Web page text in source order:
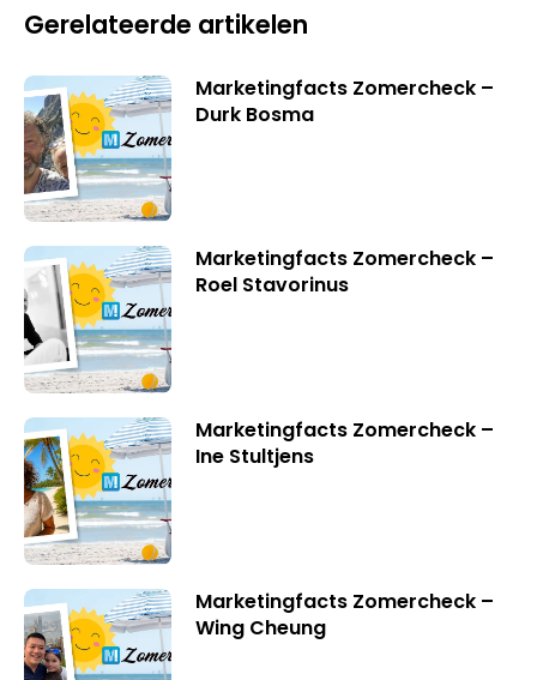
Gerelateerde artikelen
Marketingfacts Zomercheck –
Durk Bosma
Marketingfacts Zomercheck –
Roel Stavorinus
Marketingfacts Zomercheck –
Ine Stultjens
Marketingfacts Zomercheck –
Wing Cheung